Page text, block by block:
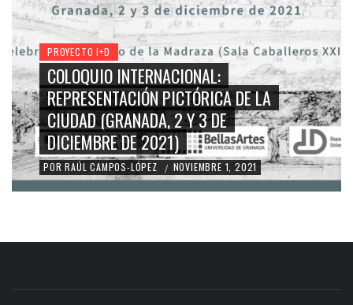
PROYECTO I+D
COLOQUIO INTERNACIONAL:
REPRESENTACIÓN PICTÓRICA DE LA
CIUDAD (GRANADA, 2 Y 3 DE
DICIEMBRE DE 2021)
POR RAÚL CAMPOS-LÓPEZ / NOVIEMBRE 1, 2021